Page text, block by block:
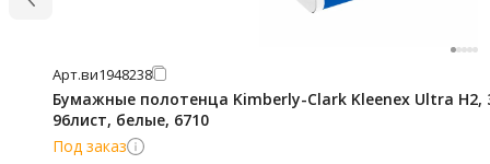
Арт.ви1948238
Бумажные полотенца Kimberly-Clark Kleenex Ultra H2,
96лист, белые, 6710
Под заказ